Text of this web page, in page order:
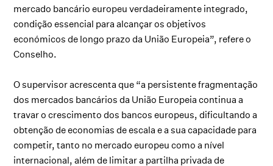
mercado bancário europeu verdadeiramente integrado,
condição essencial para alcançar os objetivos
económicos de longo prazo da União Europeia”, refere o
Conselho.
O supervisor acrescenta que “a persistente fragmentação
dos mercados bancários da União Europeia continua a
travar o crescimento dos bancos europeus, dificultando a
obtenção de economias de escala e a sua capacidade para
competir, tanto no mercado europeu como a nível
internacional, além de limitar a partilha privada de